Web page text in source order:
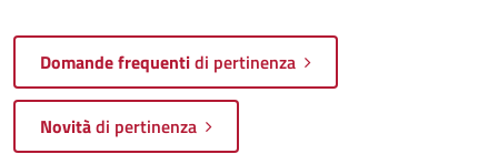
Domande frequentidi pertinenza
Novitàdi pertinenza